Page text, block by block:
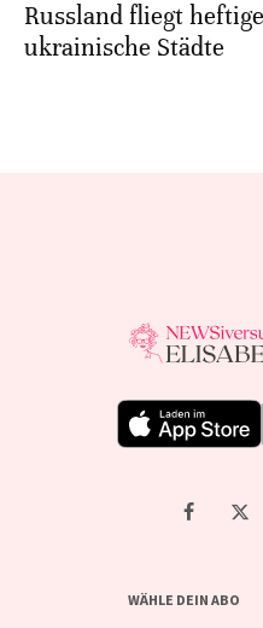
Russland fliegt
ukrainische Städte
WÄHLE DEIN ABO